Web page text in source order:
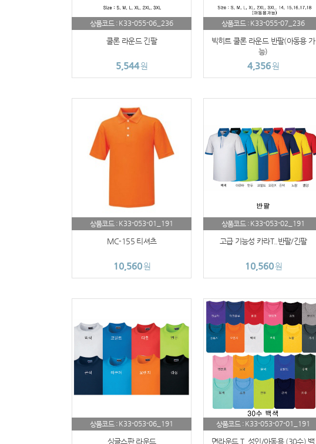
상품코드 : K33-055-06_236
쿨론 라운드 긴팔
5,544원
상품코드 : K33-055-07_236
빅히트 쿨론 라운드 반팔(아동용 가
능)
4,356원
상품코드 : K33-053-01_191
MC-155 티셔츠
10,560원
상품코드 : K33-053-02_191
고급 기능성 카라T..반팔/긴팔
10,560원
상품코드 : K33-053-06_191
싱글스판 라운드
상품코드 : K33-053-07-01_191
면라운드 T..성인/아동용 (30수) 백